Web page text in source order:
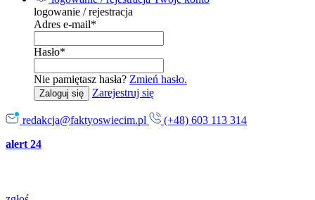
logowanie / rejestracja
Adres e-mail*
Hasło*
Nie pamiętasz hasła? Zmień hasło.
Zaloguj się Zarejestruj się
redakcja@faktyoswiecim.pl
(+48) 603 113 314
alert 24